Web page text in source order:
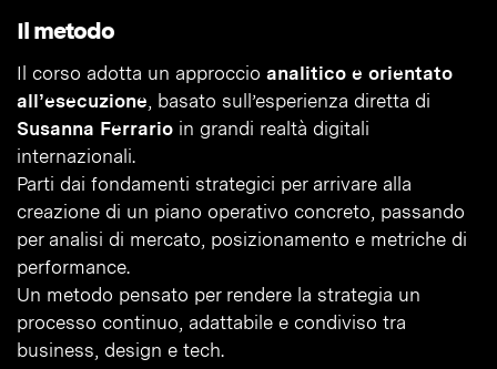
Il metodo
Il corso adotta un approccio analitico e orientato
all’esecuzione, basato sull’esperienza diretta di
Susanna Ferrario in grandi realtà digitali
internazionali.
Parti dai fondamenti strategici per arrivare alla
creazione di un piano operativo concreto, passando
per analisi di mercato, posizionamento e metriche di
performance.
Un metodo pensato per rendere la strategia un
processo continuo, adattabile e condiviso tra
business, design e tech.